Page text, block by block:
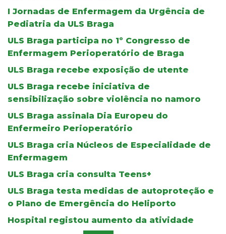
I Jornadas de Enfermagem da Urgência de
Pediatria da ULS Braga
ULS Braga participa no 1º Congresso de
Enfermagem Perioperatório de Braga
ULS Braga recebe exposição de utente
ULS Braga recebe iniciativa de
sensibilização sobre violência no namoro
ULS Braga assinala Dia Europeu do
Enfermeiro Perioperatório
ULS Braga cria Núcleos de Especialidade de
Enfermagem
ULS Braga cria consulta Teens+
ULS Braga testa medidas de autoproteção e
o Plano de Emergência do Heliporto
Hospital registou aumento da atividade